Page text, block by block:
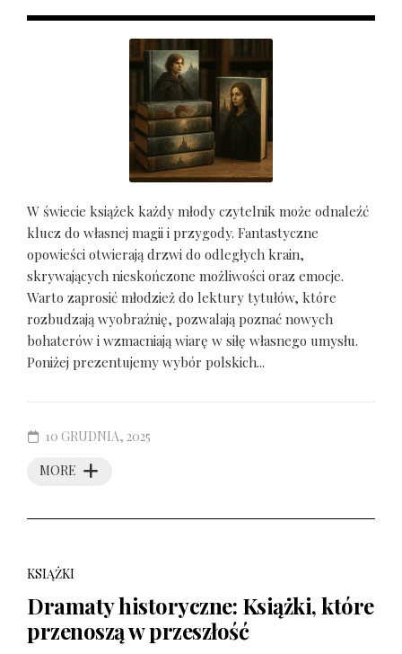
W świecie książek każdy młody czytelnik może odnaleźć
klucz do własnej magii i przygody. Fantastyczne
opowieści otwierają drzwi do odległych krain,
skrywających nieskończone możliwości oraz emocje.
Warto zaprosić młodzież do lektury tytułów, które
rozbudzają wyobraźnię, pozwalają poznać nowych
bohaterów i wzmacniają wiarę w siłę własnego umysłu.
Poniżej prezentujemy wybór polskich...
MORE
10 GRUDNIA, 2025
KSIĄŻKI
Dramaty historyczne: Książki, które
przenoszą w przeszłość